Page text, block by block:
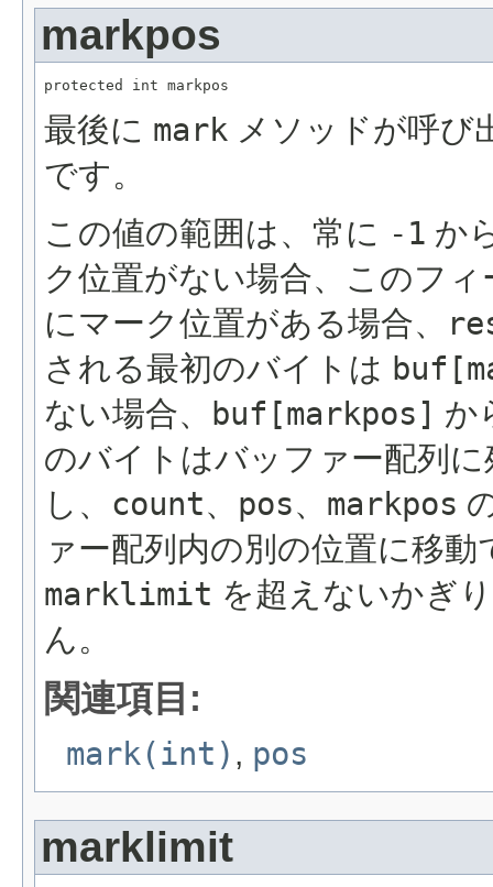
markpos
protected int markpos
最後に mark メソッドが呼
です。
この値の範囲は、常に -1 か
ク位置がない場合、このフ
にマーク位置がある場合、
される最初のバイトは
ない場合、 buf[markpos] か
のバイトはバッファー配列
し、 count、 pos、 markpos
ァー配列内の別の位置に移動
marklimit を超えないかぎ
ん。
関連項目:
mark(int) , pos
marklimit